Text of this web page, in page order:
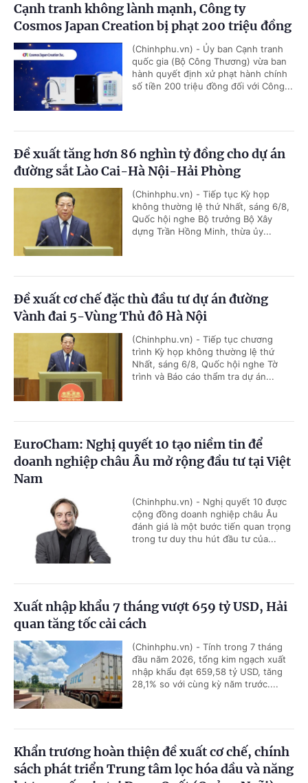
Cạnh tranh không lành mạnh, Công ty
Cosmos Japan Creation bị phạt 200 triệu đồng
(Chinhphu.vn) - Ủy ban Cạnh tranh
quốc gia (Bộ Công Thương) vừa ban
hành quyết định xử phạt hành chính
số tiền 200 triệu đồng đối với Công...
Đề xuất tăng hơn 86 nghìn tỷ đồng cho dự án
đường sắt Lào Cai-Hà Nội-Hải Phòng
(Chinhphu.vn) - Tiếp tục Kỳ họp
không thường lệ thứ Nhất, sáng 6/8,
Quốc hội nghe Bộ trưởng Bộ Xây
dựng Trần Hồng Minh, thừa ủy...
Đề xuất cơ chế đặc thù đầu tư dự án đường
Vành đai 5-Vùng Thủ đô Hà Nội
(Chinhphu.vn) - Tiếp tục chương
trình Kỳ họp không thường lệ thứ
Nhất, sáng 6/8, Quốc hội nghe Tờ
trình và Báo cáo thẩm tra dự án...
EuroCham: Nghị quyết 10 tạo niềm tin để
doanh nghiệp châu Âu mở rộng đầu tư tại Việt
Nam
(Chinhphu.vn) - Nghị quyết 10 được
cộng đồng doanh nghiệp châu Âu
đánh giá là một bước tiến quan trọng
trong tư duy thu hút đầu tư của...
Xuất nhập khẩu 7 tháng vượt 659 tỷ USD, Hải
quan tăng tốc cải cách
(Chinhphu.vn) - Tính trong 7 tháng
đầu năm 2026, tổng kim ngạch xuất
nhập khẩu đạt 659,58 tỷ USD, tăng
28,1% so với cùng kỳ năm trước....
Khẩn trương hoàn thiện đề xuất cơ chế, chính
sách phát triển Trung tâm lọc hóa dầu và năng